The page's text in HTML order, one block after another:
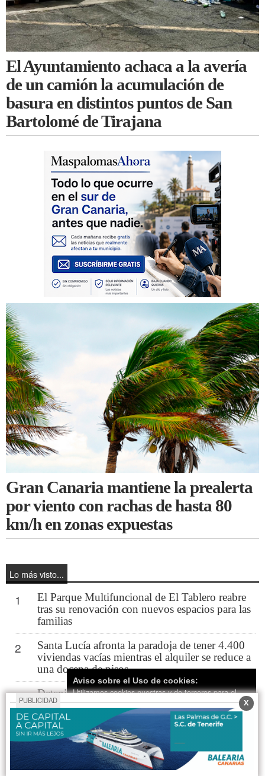
El Ayuntamiento achaca a la avería
de un camión la acumulación de
basura en distintos puntos de San
Bartolomé de Tirajana
Gran Canaria mantiene la prealerta
por viento con rachas de hasta 80
km/h en zonas expuestas
Lo más visto...
1
El Parque Multifuncional de El Tablero reabre
tras su renovación con nuevos espacios para las
familias
2
Santa Lucía afronta la paradoja de tener 4.400
viviendas vacías mientras el alquiler se reduce a
una docena de pisos
3
Detenido un hombre de 71 años por un
presunto delito de exhibicionismo ante menores
en Playa del Inglés
4
Maspalomas reconocerá la excelencia del sector
en la III edición de los Premios Canarias de
Hostelería Santa Marta
PUBLICIDAD X
Aviso sobre el Uso de cookies:
Utilizamos cookies nuestras y de terceros para el
funcionamiento del digital. Puedes consultar la lista
de cookies y como desconectarlas.Ver nuestra
Política de Privacidad y Cookies
Aceptar Cookies
Personalizar